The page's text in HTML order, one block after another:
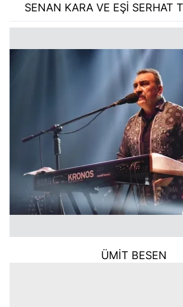
SENAN KARA VE EŞİ SERHAT
ÜMİT BESEN